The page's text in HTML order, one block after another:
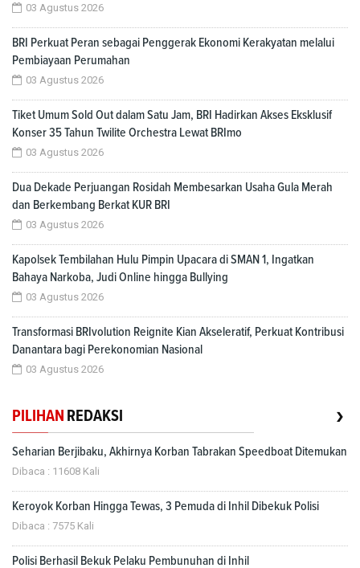
03 Agustus 2026
BRI Perkuat Peran sebagai Penggerak Ekonomi Kerakyatan melalui
Pembiayaan Perumahan
03 Agustus 2026
Tiket Umum Sold Out dalam Satu Jam, BRI Hadirkan Akses Eksklusif
Konser 35 Tahun Twilite Orchestra Lewat BRImo
03 Agustus 2026
Dua Dekade Perjuangan Rosidah Membesarkan Usaha Gula Merah
dan Berkembang Berkat KUR BRI
03 Agustus 2026
Kapolsek Tembilahan Hulu Pimpin Upacara di SMAN 1, Ingatkan
Bahaya Narkoba, Judi Online hingga Bullying
03 Agustus 2026
Transformasi BRIvolution Reignite Kian Akseleratif, Perkuat Kontribusi
Danantara bagi Perekonomian Nasional
03 Agustus 2026
PILIHAN REDAKSI ›
Seharian Berjibaku, Akhirnya Korban Tabrakan Speedboat Ditemukan
Dibaca : 11608 Kali
Keroyok Korban Hingga Tewas, 3 Pemuda di Inhil Dibekuk Polisi
Dibaca : 7575 Kali
Polisi Berhasil Bekuk Pelaku Pembunuhan di Inhil